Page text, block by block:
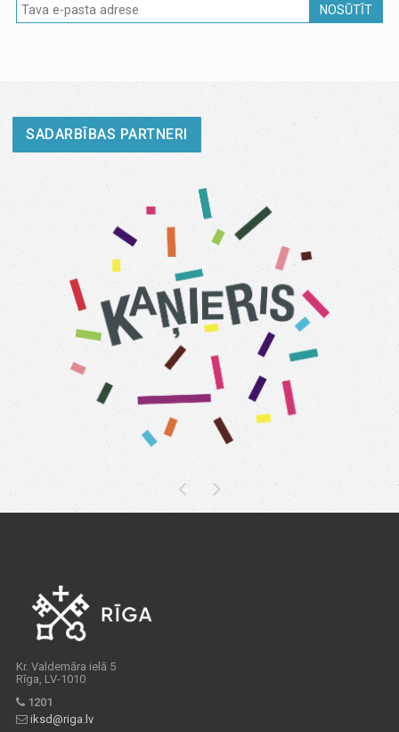
NOSŪTĪT
SADARBĪBAS PARTNERI
Kr. Valdemāra ielā 5
Rīga, LV-1010
1201
iksd@riga.lv